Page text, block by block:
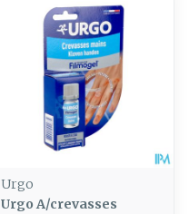
Urgo
Urgo A/crevasses